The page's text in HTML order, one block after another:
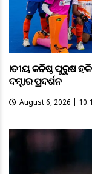
ଜାତୀୟ କନିଷ୍ଠ ପୁରୁଷ
ଦମ୍ଦାର ପ୍ରଦର୍ଶନ
August 6, 2026 |